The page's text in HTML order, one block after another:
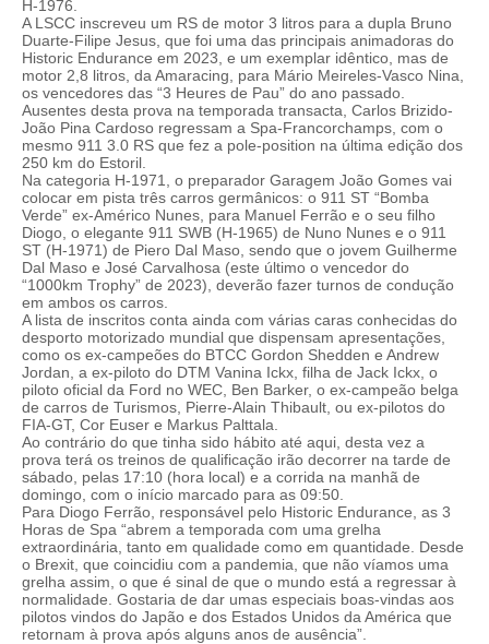
H-1976.
A LSCC inscreveu um RS de motor 3 litros para a dupla Bruno
Duarte-Filipe Jesus, que foi uma das principais animadoras do
Historic Endurance em 2023, e um exemplar idêntico, mas de
motor 2,8 litros, da Amaracing, para Mário Meireles-Vasco Nina,
os vencedores das “3 Heures de Pau” do ano passado.
Ausentes desta prova na temporada transacta, Carlos Brizido-
João Pina Cardoso regressam a Spa-Francorchamps, com o
mesmo 911 3.0 RS que fez a pole-position na última edição dos
250 km do Estoril.
Na categoria H-1971, o preparador Garagem João Gomes vai
colocar em pista três carros germânicos: o 911 ST “Bomba
Verde” ex-Américo Nunes, para Manuel Ferrão e o seu filho
Diogo, o elegante 911 SWB (H-1965) de Nuno Nunes e o 911
ST (H-1971) de Piero Dal Maso, sendo que o jovem Guilherme
Dal Maso e José Carvalhosa (este último o vencedor do
“1000km Trophy” de 2023), deverão fazer turnos de condução
em ambos os carros.
A lista de inscritos conta ainda com várias caras conhecidas do
desporto motorizado mundial que dispensam apresentações,
como os ex-campeões do BTCC Gordon Shedden e Andrew
Jordan, a ex-piloto do DTM Vanina Ickx, filha de Jack Ickx, o
piloto oficial da Ford no WEC, Ben Barker, o ex-campeão belga
de carros de Turismos, Pierre-Alain Thibault, ou ex-pilotos do
FIA-GT, Cor Euser e Markus Palttala.
Ao contrário do que tinha sido hábito até aqui, desta vez a
prova terá os treinos de qualificação irão decorrer na tarde de
sábado, pelas 17:10 (hora local) e a corrida na manhã de
domingo, com o início marcado para as 09:50.
Para Diogo Ferrão, responsável pelo Historic Endurance, as 3
Horas de Spa “abrem a temporada com uma grelha
extraordinária, tanto em qualidade como em quantidade. Desde
o Brexit, que coincidiu com a pandemia, que não víamos uma
grelha assim, o que é sinal de que o mundo está a regressar à
normalidade. Gostaria de dar umas especiais boas-vindas aos
pilotos vindos do Japão e dos Estados Unidos da América que
retornam à prova após alguns anos de ausência”.